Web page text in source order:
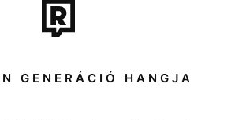
Tech-Tudomány
Sport
Társadalom
GENERÁCIÓ HANGJA